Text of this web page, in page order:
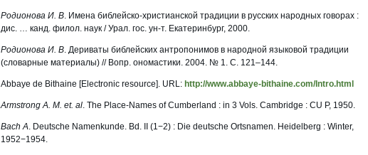
Родионова И. В. Имена библейско-христианской традиции в русских народных говорах :
дис. … канд. филол. наук / Урал. гос. ун-т. Екатеринбург, 2000.
Родионова И. В. Дериваты библейских антропонимов в народной языковой традиции
(словарные материалы) // Вопр. ономастики. 2004. № 1. С. 121–144.
Abbaye de Bithaine [Electronic resource]. URL: http://www.abbaye-bithaine.com/Intro.html
Armstrong A. M. et. al. The Place-Names of Cumberland : in 3 Vols. Cambridge : CU P, 1950.
Bach A. Deutsche Namenkunde. Bd. II (1−2) : Die deutsche Ortsnamen. Heidelberg : Winter,
1952−1954.